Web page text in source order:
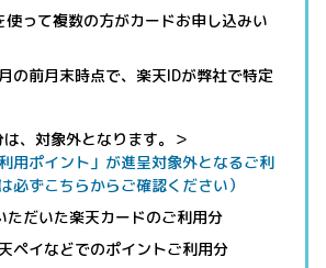
使って複数の方がカードお申し込みい
の前月末時点で、楽天IDが弊社で特定
、対象外となります。＞
用ポイント」が進呈対象外となるご利
必ずこちらからご確認ください）
ただいた楽天カードのご利用分
ペイなどでのポイントご利用分